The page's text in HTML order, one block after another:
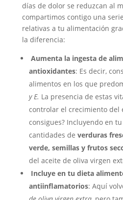
días de dolor se reduzcan al
compartimos contigo una
relativas a tu alimentación
la diferencia:
Aumenta la ingesta de
antioxidantes: Es decir,
alimentos en los que
y E. La presencia de estas
controlar el crecimiento del
consigues? Incluyendo en
cantidades de verduras
verde, semillas y frutos
del aceite de oliva virgen
Incluye en tu dieta
antiinflamatorios: Aquí